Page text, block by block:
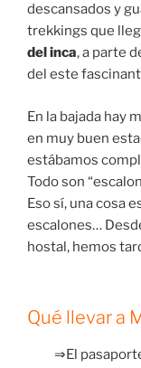
descansados y
trekkings que
del inca, a parte
del este
En la bajada hay
en muy buen
estábamos
Todo son
Eso sí, una cosa
escalones…
hostal, hemos
Qué llevar a
⇒El